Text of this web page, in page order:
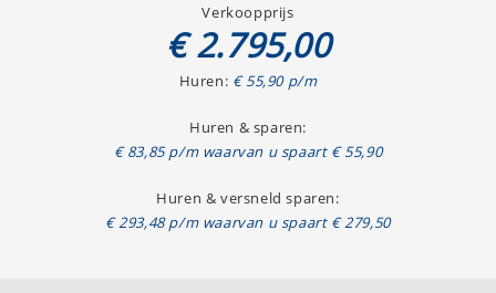
Verkoopprijs
€ 2.795,00
Huren: € 55,90 p/m
Huren & sparen:
€ 83,85 p/m waarvan u spaart € 55,90
Huren & versneld sparen:
€ 293,48 p/m waarvan u spaart € 279,50